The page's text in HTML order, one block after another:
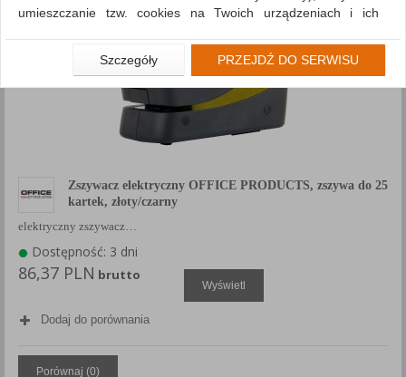
Zszywacz elektryczny OFFICE PRODUCTS, zszywa do 25
kartek, złoty/czarny
elektryczny zszywacz…
Dostępność: 3 dni
86,37 PLN brutto
Wyświetl
Dodaj do porównania
Porównaj (0)
umieszczanie tzw. cookies na Twoich urządzeniach i ich
Jeśli nie chcesz wyrazić zgody lub ograniczyć jej zakres, kliknij
„Szczegóły”, gdzie znajdziesz wszelkie informacje o tym jak to
zrobić . Te same informacje znajdziesz także na podstronie z
naszą polityką prywatności obowiązującą od 25 maja 2018.
W przypadku użytkowników zalogowanych, aby umożliwić
np. wysłanie potwierdzenia zamówienia na Państwa email lub
wyświetlenie Państwu prawidłowych informacji o promocjach
czy cenach indywidualnych, ważna jest Państwa wcześniejsza
zgoda której udzieliliście podczas zakładania konta.
Każda Państwa zgoda jest dobrowolna i można ją w dowolnym
Polityka prywatności (rozwiń)
Lista Zaufanych Partnerów (rozwiń)
Szczegóły PRZEJDŹ DO SERWISU